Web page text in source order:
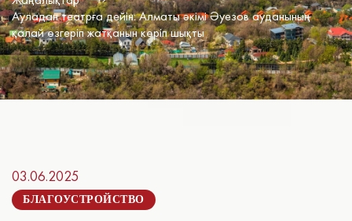
Ауладан театрға дейін: Алматы әкімі Әуезов ауданының
қалай өзгеріп жатқанын көріп шықты
03.06.2025
БЛАГОУСТРОЙСТВО